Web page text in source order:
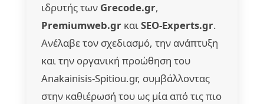
ιδρυτής των Grecode.gr,
Premiumweb.grκαιSEO-Experts.gr.
Ανέλαβε τον σχεδιασμό, την ανάπτυξη
και την οργανική προώθηση του
Anakainisis-Spitiou.gr, συμβάλλοντας
στην καθιέρωσή του ως μία από τις πιο